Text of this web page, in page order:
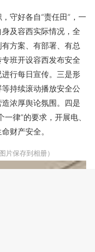
好各自“责任田”，一
及容西实际情况，全
方案、有部署、有总
班开设容西发布安全
行每日宣传。三是形
持续滚动播放安全公
浓厚舆论氛围。四是
律”的要求，开展电、
财产安全。
片保存到相册）